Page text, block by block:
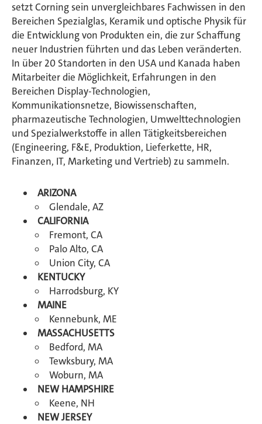
setzt Corning sein unvergleichbares Fachwissen in den
Bereichen Spezialglas, Keramik und optische Physik für
die Entwicklung von Produkten ein, die zur Schaffung
neuer Industrien führten und das Leben veränderten.
In über 20 Standorten in den USA und Kanada haben
Mitarbeiter die Möglichkeit, Erfahrungen in den
Bereichen Display-Technologien,
Kommunikationsnetze, Biowissenschaften,
pharmazeutische Technologien, Umwelttechnologien
und Spezialwerkstoffe in allen Tätigkeitsbereichen
(Engineering, F&E, Produktion, Lieferkette, HR,
Finanzen, IT, Marketing und Vertrieb) zu sammeln.
ARIZONA
Glendale, AZ
CALIFORNIA
Fremont, CA
Palo Alto, CA
Union City, CA
KENTUCKY
Harrodsburg, KY
MAINE
Kennebunk, ME
MASSACHUSETTS
Bedford, MA
Tewksbury, MA
Woburn, MA
NEW HAMPSHIRE
Keene, NH
NEW JERSEY